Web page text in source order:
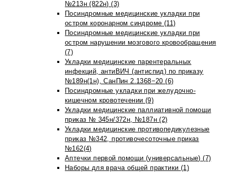
№213н (822н) (3)
Посиндромные медицинские укладки при
остром коронарном синдроме (11)
Посиндромные медицинские укладки при
остром нарушении мозгового кровообращения
(7)
Укладки медицинские парентеральных
инфекций, антиВИЧ (антиспид) по приказу
№189н(1н), СанПин 2.1368−20 (6)
Посиндромные укладки при желудочно-
кишечном кровотечении (9)
Укладки медицинские паллиативной помощи
приказ № 345н/372н, №187н (2)
Укладки медицинские противопедикулезные
приказ №342, противочесоточные приказ
№162(4)
Аптечки первой помощи (универсальные) (7)
Наборы для врача общей практики (1)